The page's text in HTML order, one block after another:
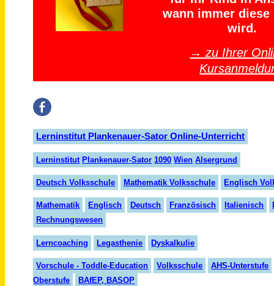
wann immer diese
wird.
→ zu Ihrer
Lerninstitut Plankenauer-Sator Online-Unterricht
Lerninstitut Plankenauer-Sator 1090 Wien Alsergrund
Deutsch Volksschule Mathematik Volksschule Englisch
Mathematik Englisch Deutsch Französisch Italienisch
Rechnungswesen
Lerncoaching Legasthenie Dyskalkulie
Vorschule - Toddle-Education Volksschule
AHS-Unterstufe
Oberstufe
BAfEP, BASOP